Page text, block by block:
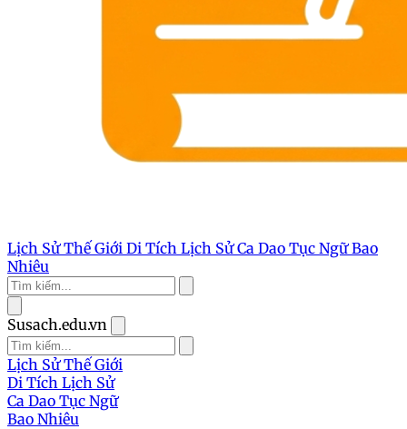
Lịch Sử Thế Giới Di Tích Lịch SửCa Dao Tục NgữBao
Nhiêu
Susach.edu.vn
Lịch Sử Thế Giới
Di Tích Lịch Sử
Ca Dao Tục Ngữ
Bao Nhiêu